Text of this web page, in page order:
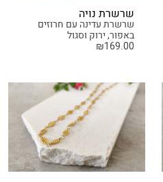
שרשרת נויה
שרשרת עדינה עם חרוזים
באפור, ירוק וסגול
₪169.00